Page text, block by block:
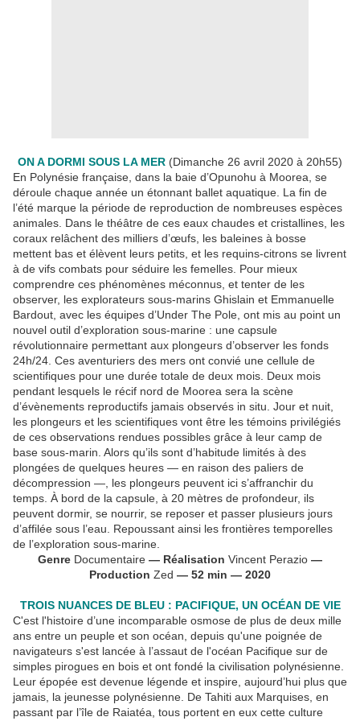
ON A DORMI SOUS LA MER (Dimanche 26 avril 2020 à 20h55)
En Polynésie française, dans la baie d’Opunohu à Moorea, se
déroule chaque année un étonnant ballet aquatique. La fin de
l’été marque la période de reproduction de nombreuses espèces
animales. Dans le théâtre de ces eaux chaudes et cristallines, les
coraux relâchent des milliers d’œufs, les baleines à bosse
mettent bas et élèvent leurs petits, et les requins-citrons se livrent
à de vifs combats pour séduire les femelles. Pour mieux
comprendre ces phénomènes méconnus, et tenter de les
observer, les explorateurs sous-marins Ghislain et Emmanuelle
Bardout, avec les équipes d’Under The Pole, ont mis au point un
nouvel outil d’exploration sous-marine : une capsule
révolutionnaire permettant aux plongeurs d’observer les fonds
24h/24. Ces aventuriers des mers ont convié une cellule de
scientifiques pour une durée totale de deux mois. Deux mois
pendant lesquels le récif nord de Moorea sera la scène
d’évènements reproductifs jamais observés in situ. Jour et nuit,
les plongeurs et les scientifiques vont être les témoins privilégiés
de ces observations rendues possibles grâce à leur camp de
base sous-marin. Alors qu’ils sont d’habitude limités à des
plongées de quelques heures — en raison des paliers de
décompression —, les plongeurs peuvent ici s’affranchir du
temps. À bord de la capsule, à 20 mètres de profondeur, ils
peuvent dormir, se nourrir, se reposer et passer plusieurs jours
d’affilée sous l’eau. Repoussant ainsi les frontières temporelles
de l’exploration sous-marine.
Genre Documentaire — Réalisation Vincent Perazio —
Production Zed — 52 min — 2020
TROIS NUANCES DE BLEU : PACIFIQUE, UN OCÉAN DE VIE
C'est l'histoire d’une incomparable osmose de plus de deux mille
ans entre un peuple et son océan, depuis qu'une poignée de
navigateurs s'est lancée à l’assaut de l'océan Pacifique sur de
simples pirogues en bois et ont fondé la civilisation polynésienne.
Leur épopée est devenue légende et inspire, aujourd’hui plus que
jamais, la jeunesse polynésienne. De Tahiti aux Marquises, en
passant par l’île de Raiatéa, tous portent en eux cette culture